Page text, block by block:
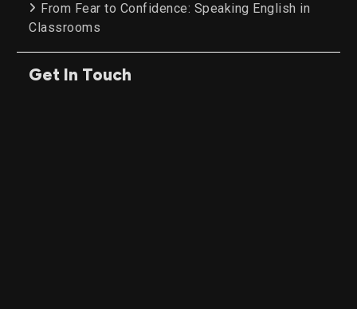
From Fear to Confidence: Speaking English in
Classrooms
Get In Touch